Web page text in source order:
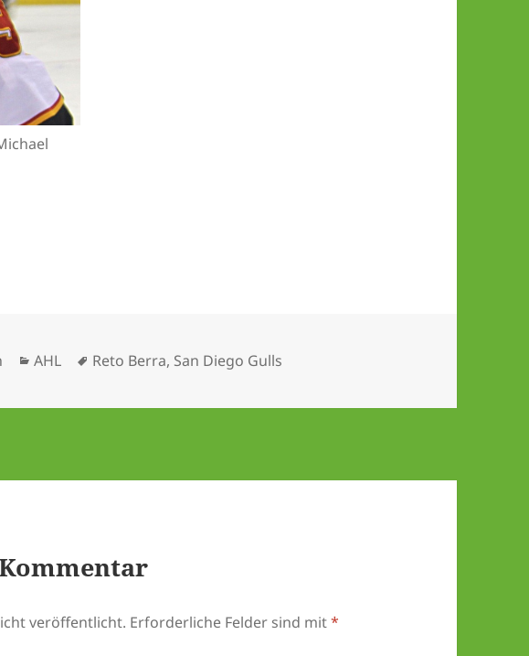
Kategorien
AHL Schlagwörter
Reto Berra, San Diego Gulls
veröffentlicht. Erforderliche Felder sind mit*